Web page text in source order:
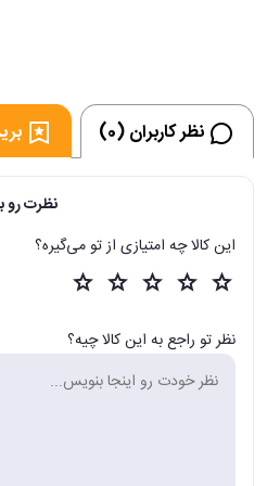
نظر کاربران (0)
نظرت رو
این کالا چه امتیازی از تو می‌گیره؟
نظر تو راجع به این کالا چیه؟